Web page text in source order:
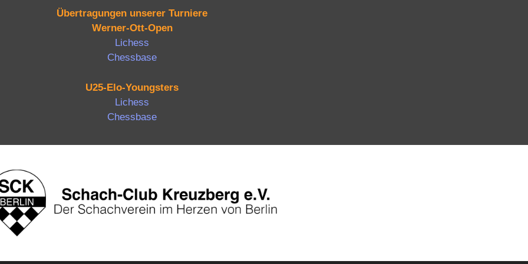
Übertragungen unserer Turniere
Werner-Ott-Open
Lichess
Chessbase
U25-Elo-Youngsters
Lichess
Chessbase